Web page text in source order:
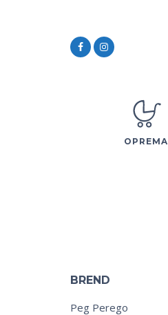
OPREMA
BREND
Peg Perego